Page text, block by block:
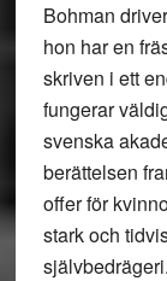
Bohman
hon har en
skriven i ett
fungerar
svenska
berättelsen
offer för
stark och
självbedrägeri.